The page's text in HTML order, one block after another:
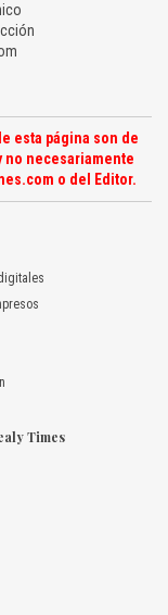
esta página son de
no necesariamente
o del Editor.
Times